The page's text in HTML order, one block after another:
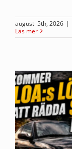
augusti 5th, 2026 |
Läs mer